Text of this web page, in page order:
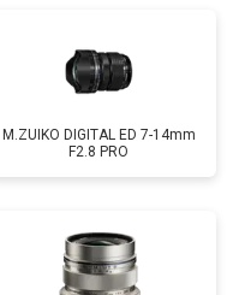
M.ZUIKO DIGITAL ED 7-14mm
F2.8 PRO